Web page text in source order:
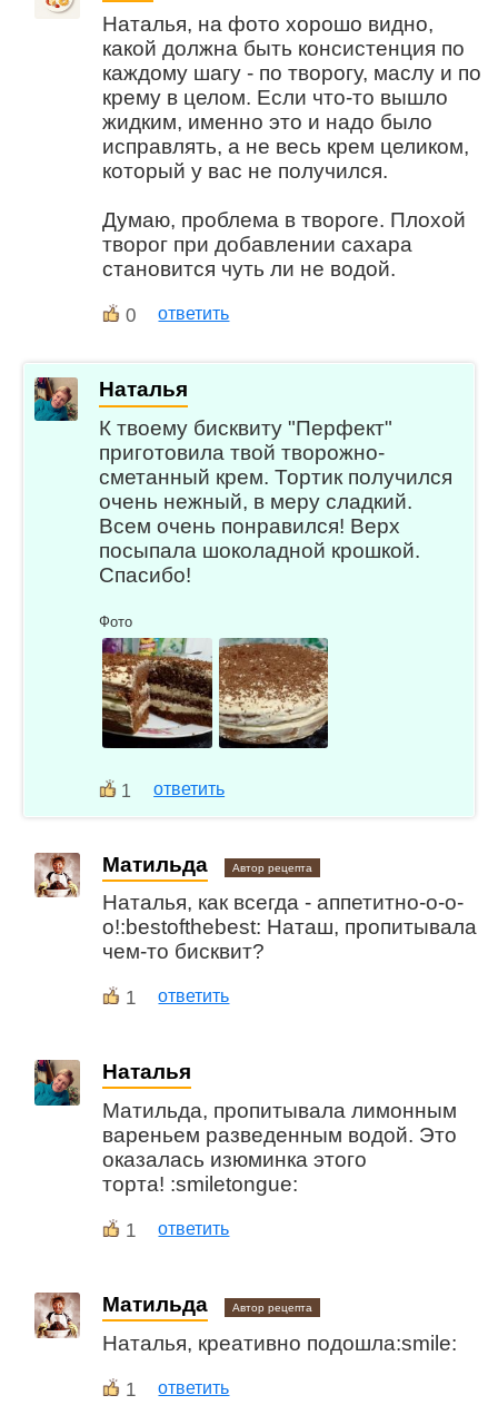
Наталья, на фото хорошо видно,
какой должна быть консистенция по
каждому шагу - по творогу, маслу и по
крему в целом. Если что-то вышло
жидким, именно это и надо было
исправлять, а не весь крем целиком,
который у вас не получился.
Думаю, проблема в твороге. Плохой
творог при добавлении сахара
становится чуть ли не водой.
0 ответить
Наталья
К твоему бисквиту "Перфект"
приготовила твой творожно-
сметанный крем. Тортик получился
очень нежный, в меру сладкий.
Всем очень понравился! Верх
посыпала шоколадной крошкой.
Спасибо!
Фото
1 ответить
Матильда Автор рецепта
Наталья, как всегда - аппетитно-о-о-
о!:bestofthebest: Наташ, пропитывала
чем-то бисквит?
1 ответить
Наталья
Матильда, пропитывала лимонным
вареньем разведенным водой. Это
оказалась изюминка этого
торта! :smiletongue:
1 ответить
Матильда Автор рецепта
Наталья, креативно подошла:smile:
1 ответить